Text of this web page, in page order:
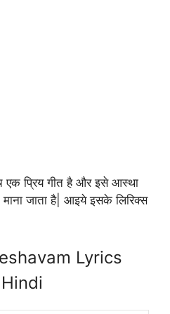
प्रिय गीत है और इसे आस्था
माना जाता है| आइये इसके लिरिक्स
Lyrics